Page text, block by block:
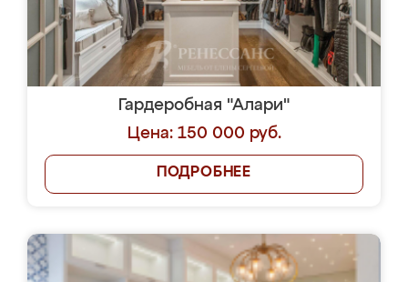
Гардеробная "Алари"
Цена: 150 000 руб.
ПОДРОБНЕЕ